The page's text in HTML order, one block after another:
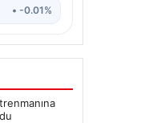
• -0.01%